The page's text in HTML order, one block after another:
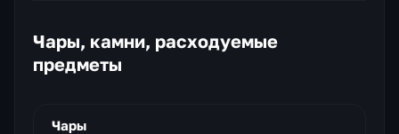
Чары, камни, расходуемые
предметы
Чары